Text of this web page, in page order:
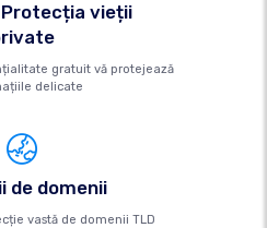
Protecția vieții
gratuit vă protejează
delicate
de domenii
vastă de domenii TLD